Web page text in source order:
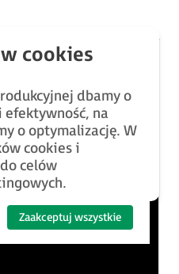
dbamy o
efektywność, na
o optymalizację. W
cookies i
celów
Zaakceptuj wszystkie